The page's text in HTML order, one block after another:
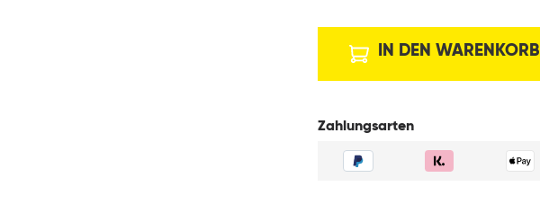
IN DEN WARENKORB
Zahlungsarten